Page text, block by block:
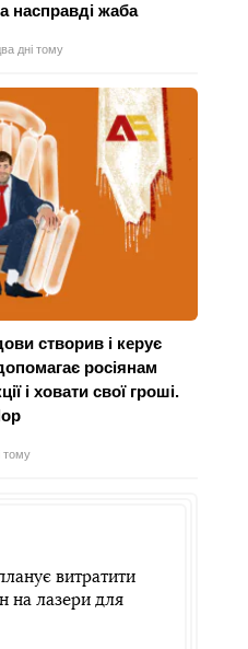
насправді жаба
дні тому
створив і керує
росіянам
і ховати свої гроші.
тому
витратити
на лазери для